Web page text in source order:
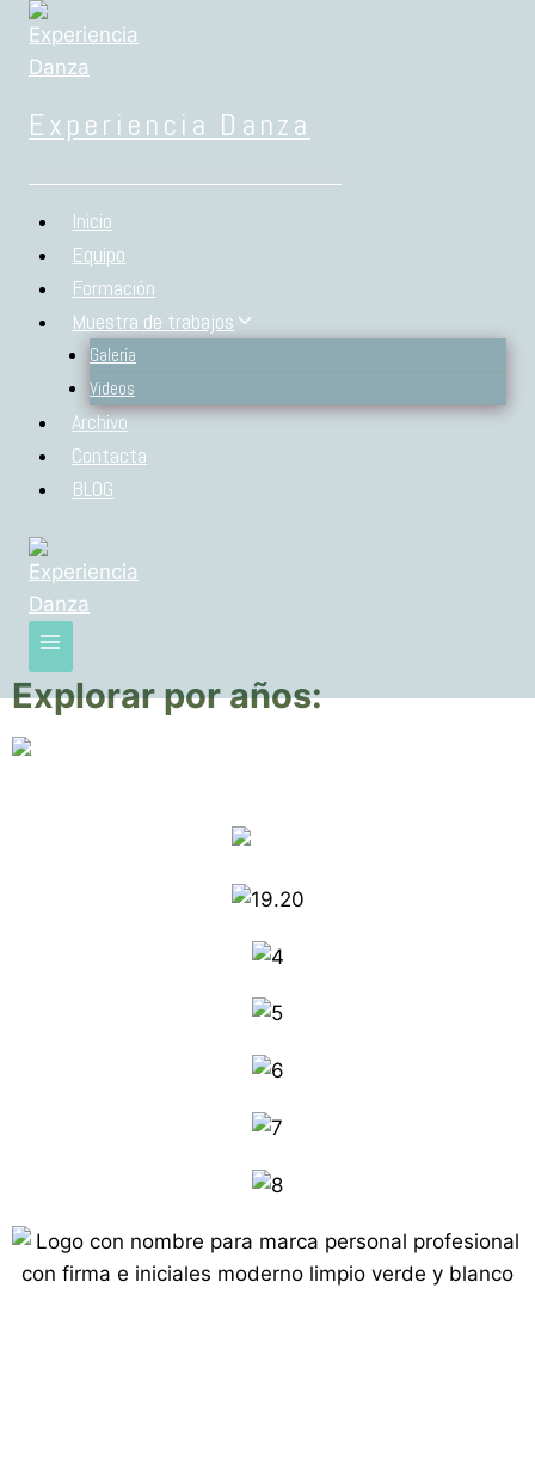
Experiencia Danza
Inicio
Equipo
Formación
Muestra de trabajos
Galería
Videos
Archivo
Contacta
BLOG
Explorar por años: